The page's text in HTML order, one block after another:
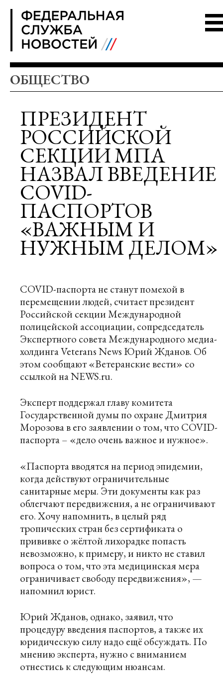
ОБЩЕСТВО
ПРЕЗИДЕНТ
РОССИЙСКОЙ
СЕКЦИИ МПА
НАЗВАЛ ВВЕДЕНИЕ
COVID-
ПАСПОРТОВ
«ВАЖНЫМ И
НУЖНЫМ ДЕЛОМ»
COVID-паспорта не станут помехой в
перемещении людей, считает президент
Российской секции Международной
полицейской ассоциации, сопредседатель
Экспертного совета Международного медиа-
холдинга Veterans News Юрий Жданов. Об
этом сообщают«Ветеранские вести» со
ссылкой наNEWS.ru.
Эксперт поддержал главу комитета
Государственной думы по охране Дмитрия
Морозова в его заявлении о том, что COVID-
паспорта – «дело очень важное и нужное».
«Паспорта вводятся на период эпидемии,
когда действуют ограничительные
санитарные меры. Эти документы как раз
облегчают передвижения, а не ограничивают
его. Хочу напомнить, в целый ряд
тропических стран без сертификата о
прививке о жёлтой лихорадке попасть
невозможно, к примеру, и никто не ставил
вопроса о том, что эта медицинская мера
ограничивает свободу передвижения», —
напомнил юрист.
Юрий Жданов, однако, заявил, что
процедуру введения паспортов, а также их
юридическую силу надо ещё обсуждать. По
мнению эксперта, нужно с вниманием
отнестись к следующим нюансам.